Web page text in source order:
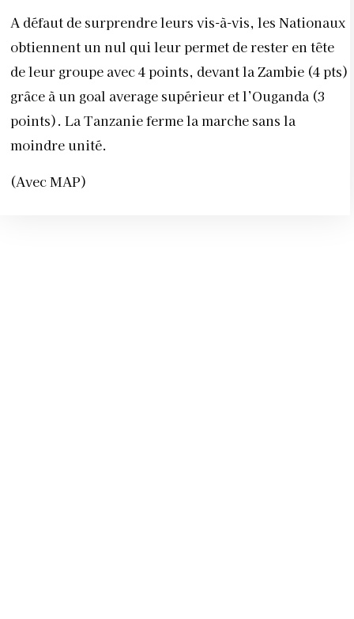
A défaut de surprendre leurs vis-à-vis, les Nationaux
obtiennent un nul qui leur permet de rester en tête
de leur groupe avec 4 points, devant la Zambie (4 pts)
grâce à un goal average supérieur et l’Ouganda (3
points). La Tanzanie ferme la marche sans la
moindre unité.
(Avec MAP)